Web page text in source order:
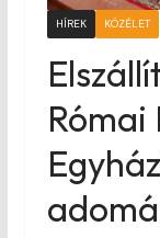
HÍREK KÖZÉLET
Római